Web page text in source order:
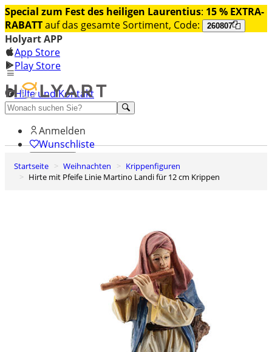
Special zum Fest des heiligen Laurentius: 15 % EXTRA-
RABATTauf das gesamte Sortiment, Code: 260807
Holyart APP
App Store
Play Store
Hilfe und Kontakt
Entdecken Sie Premium
Anmelden
Wunschliste
0
Warenkorb
Startseite Weihnachten
Krippenfiguren
Hirte mit Pfeife Linie Martino Landi für 12 cm Krippen